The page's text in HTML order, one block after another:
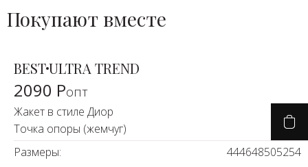
Покупают вместе
BESTULTRA TREND
2090 Ропт
Жакет в стиле Диор
Точка опоры (жемчуг)
Размеры:
444648505254